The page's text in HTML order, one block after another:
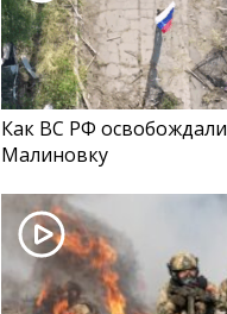
Как ВС РФ освобождали
Малиновку